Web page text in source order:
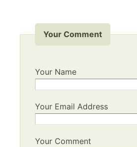
Your Comment
Your Name
Your Email Address
Your Comment